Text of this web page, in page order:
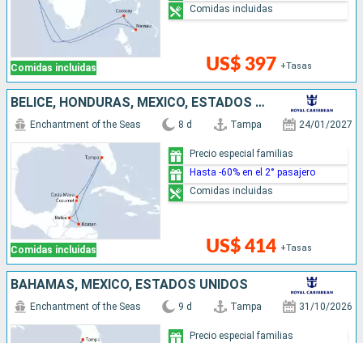
Comidas incluidas US$ 397 +Tasas
Comidas incluidas
BELICE, HONDURAS, MÉXICO, ESTADOS UNIDOS
Comidas incluidas
Enchantment of the Seas 8 d Tampa 24/01/2027
US$ 414 +Tasas
Precio especial familias
Hasta -60% en el 2° pasajero
Comidas incluidas
BAHAMAS, MÉXICO, ESTADOS UNIDOS
Enchantment of the Seas 9 d Tampa 31/10/2026
Precio especial familias